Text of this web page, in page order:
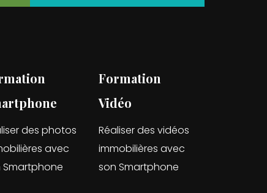
des photos
avec
Smartphone
Formation
Vidéo
Réaliser des vidéos
immobilières avec
son Smartphone